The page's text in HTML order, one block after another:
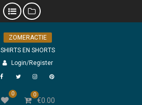
ZOMERACTIE
SHIRTS EN SHORTS
Login/Register
0 0
€0.00